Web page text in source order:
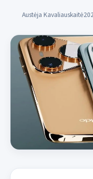
Austėja Kavaliauskaitė